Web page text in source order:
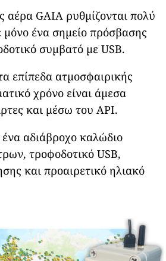
αέρα GAIA ρυθμίζονται πολύ
μόνο ένα σημείο πρόσβασης
συμβατό με USB.
επίπεδα ατμοσφαιρικής
χρόνο είναι άμεσα
και μέσω του API.
ένα αδιάβροχο καλώδιο
τροφοδοτικό USB,
και προαιρετικό ηλιακό